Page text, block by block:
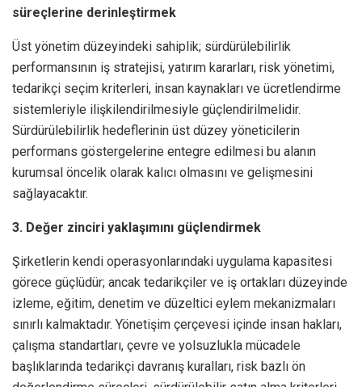
süreçlerine derinleştirmek
Üst yönetim düzeyindeki sahiplik; sürdürülebilirlik
performansının iş stratejisi, yatırım kararları, risk yönetimi,
tedarikçi seçim kriterleri, insan kaynakları ve ücretlendirme
sistemleriyle ilişkilendirilmesiyle güçlendirilmelidir.
Sürdürülebilirlik hedeflerinin üst düzey yöneticilerin
performans göstergelerine entegre edilmesi bu alanın
kurumsal öncelik olarak kalıcı olmasını ve gelişmesini
sağlayacaktır.
3. Değer zinciri yaklaşımını güçlendirmek
Şirketlerin kendi operasyonlarındaki uygulama kapasitesi
görece güçlüdür; ancak tedarikçiler ve iş ortakları düzeyinde
izleme, eğitim, denetim ve düzeltici eylem mekanizmaları
sınırlı kalmaktadır. Yönetişim çerçevesi içinde insan hakları,
çalışma standartları, çevre ve yolsuzlukla mücadele
başlıklarında tedarikçi davranış kuralları, risk bazlı ön